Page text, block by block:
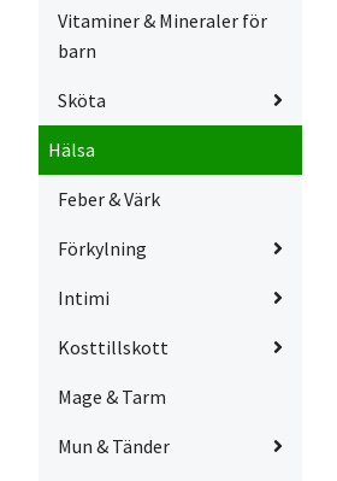
Vitaminer & Mineraler för
barn
Sköta
Hälsa
Feber & Värk
Förkylning
Intimi
Kosttillskott
Mage & Tarm
Mun & Tänder